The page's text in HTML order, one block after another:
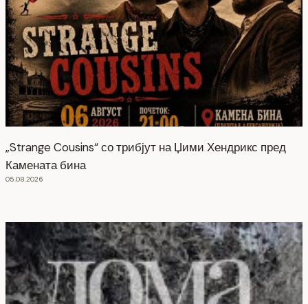
„Strange Cousins“ со трибјут на Џими Хендрикс пред
Камената бина
05.08.2026